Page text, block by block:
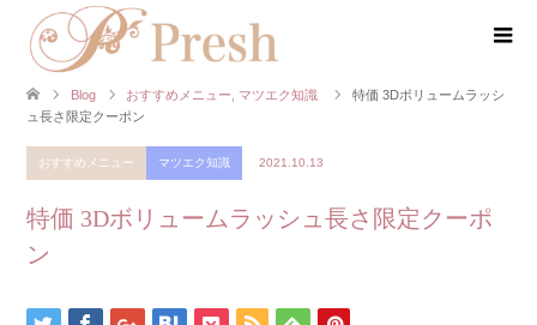
Blog おすすめメニュー マツエク知識
特価 3Dボリュームラッシ
ュ長さ限定クーポン
おすすめメニュー マツエク知識 2021.10.13
特価 3Dボリュームラッシュ長さ限定クーポ
ン